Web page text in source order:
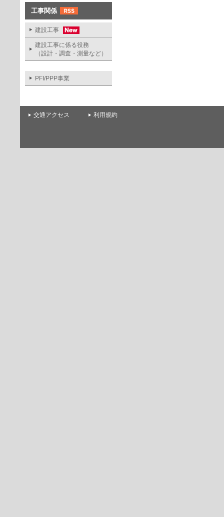
工事関係
建設工事
建設工事に係る役務
（設計・調査・測量など）
PFI/PPP事業
交通アクセス 利用規約